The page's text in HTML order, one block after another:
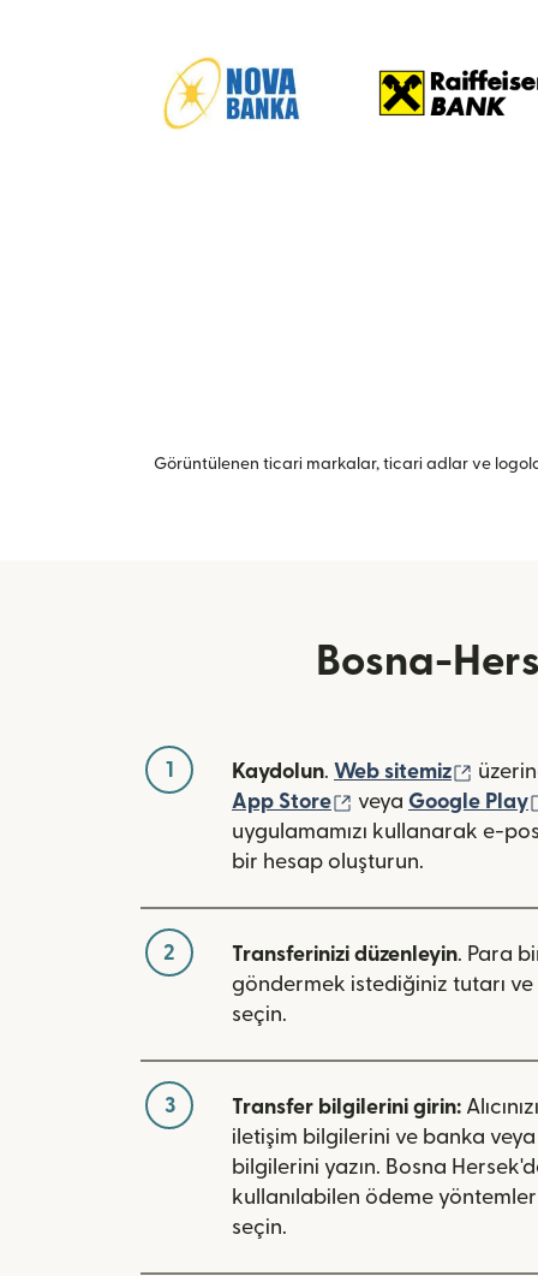
Görüntülenen ticari markalar, ticari adlar ve
Bosna-
1 Kaydolun. Web sitemiz (yeni
App Store
(yeni pencerede
veya Google Play
uygulamamızı kullanarak e-
bir hesap oluşturun.
2 Transferinizi düzenleyin. Para
göndermek istediğiniz tutarı ve
seçin.
3 Transfer bilgilerini girin:
iletişim bilgilerini ve banka
bilgilerini yazın. Bosna
kullanılabilen ödeme
seçin.